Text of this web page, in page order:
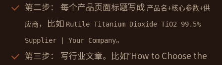
第二步： 每个产品页面标题写成 产品名+核心参数+供
应商，比如 Rutile Titanium Dioxide TiO2 99.5%
Supplier | Your Company。
第三步：
写行业文章。比如“How to Choose the